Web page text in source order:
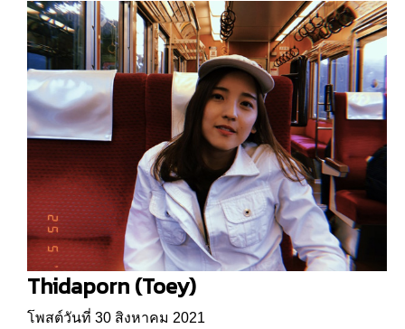
Thidaporn (Toey)
โพสต์วันที่ 30 สิงหาคม 2021